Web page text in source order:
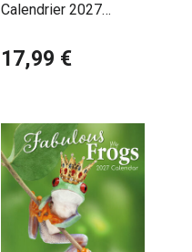
Calendrier 2027
Panthère Lion Tigre
17,99 €